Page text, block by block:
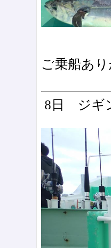
ご乗船あ
8日 ジギ